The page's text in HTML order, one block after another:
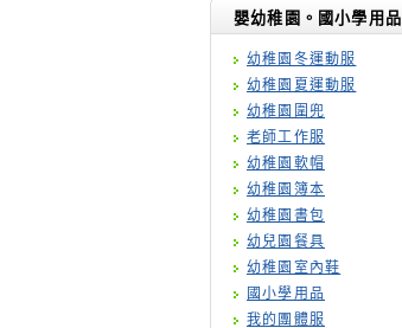
嬰幼稚園。國小學用品
幼稚園冬運動服
幼稚園夏運動服
幼稚園圍兜
老師工作服
幼稚園軟帽
幼稚園簿本
幼稚園書包
幼兒園餐具
幼稚園室內鞋
國小學用品
我的團體服